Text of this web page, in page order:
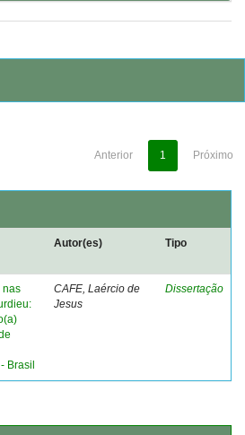
Anterior 1 Próximo
Autor(es) Tipo
nas
Brasil
CAFE, Laércio de
Jesus
Dissertação